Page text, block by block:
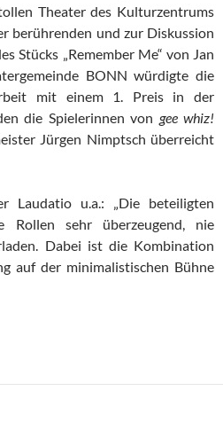
Theater des Kulturzentrums
berührenden und zur Diskussion
Stücks „Remember Me“ von Jan
BONN würdigte die
mit einem 1. Preis in der
die Spielerinnen von gee whiz!
Jürgen Nimptsch überreicht
Laudatio u.a.: „Die beteiligten
Rollen sehr überzeugend, nie
Dabei ist die Kombination
auf der minimalistischen Bühne
ausgezeichnet